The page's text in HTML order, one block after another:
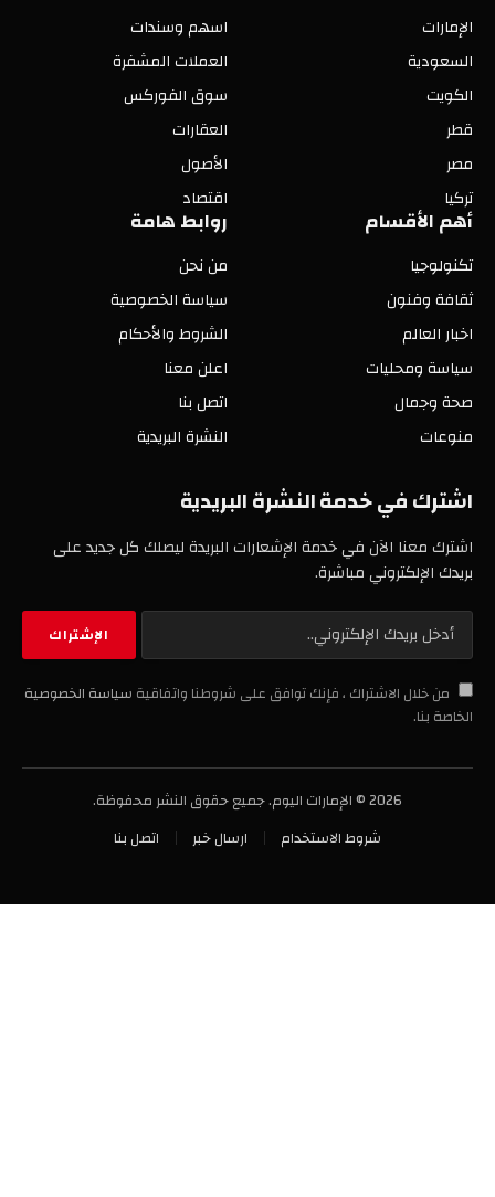
الإمارات
السعودية
الكويت
قطر
مصر
تركيا
اسهم وسندات
العملات المشفرة
سوق الفوركس
العقارات
الأصول
اقتصاد
أهم الأقسام
تكنولوجيا
ثقافة وفنون
اخبار العالم
سياسة ومحليات
صحة وجمال
منوعات
روابط هامة
من نحن
سياسة الخصوصية
الشروط والأحكام
اعلن معنا
اتصل بنا
النشرة البريدية
اشترك في خدمة النشرة البريدية
اشترك معنا الآن في خدمة الإشعارات البريدة ليصلك كل جديد على
بريدك الإلكتروني مباشرة.
من خلال الاشتراك ، فإنك توافق على شروطنا واتفاقية سياسة الخصوصية
الخاصة بنا.
2026 © الإمارات اليوم. جميع حقوق النشر محفوظة.
شروط الاستخدام
ارسال خبر اتصل بنا